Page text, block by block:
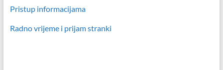
Pristup informacijama
Radno vrijeme i prijam stranki